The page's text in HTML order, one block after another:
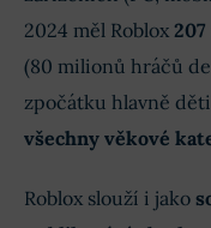
2024 měl Roblox
(80 milionů hráčů
zpočátku hlavně
všechny věkové
Roblox slouží i jako